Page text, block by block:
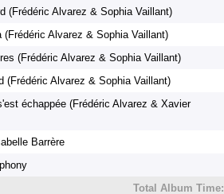
(Frédéric Alvarez & Sophia Vaillant)
(Frédéric Alvarez & Sophia Vaillant)
(Frédéric Alvarez & Sophia Vaillant)
(Frédéric Alvarez & Sophia Vaillant)
échappée (Frédéric Alvarez & Xavier
Barrère
Total Album Time: